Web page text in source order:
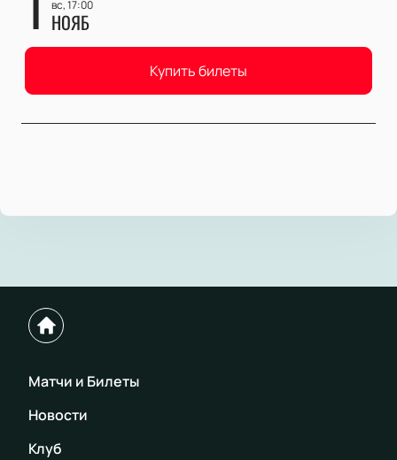
вс, 17:00
НОЯБ
Купить билеты
Матчи и Билеты
Новости
Клуб